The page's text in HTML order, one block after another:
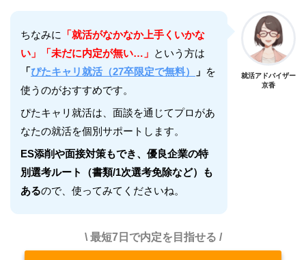
ちなみに
「就活がなかなか上手くいかな
い」「未だに内定が無い…」 という方は
「ぴたキャリ就活（27卒限定で無料） 」 を
使うのがおすすめです。
ぴたキャリ就活は、面談を通じてプロがあ
なたの就活を個別サポートします。
ES添削や面接対策もでき、優良企業の特
別選考ルート（書類/1次選考免除など）も
あるので、使ってみてくださいね。
就活アドバイザー
京香
\ 最短7日で内定を目指せる /